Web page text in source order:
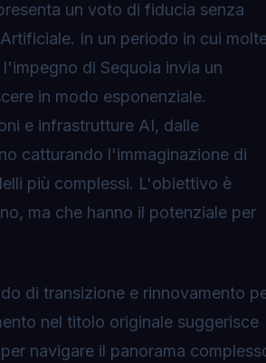
un voto di fiducia senza
In un periodo in cui
di Sequoia invia un
in modo esponenziale.
e infrastrutture AI, dalle
catturando l'immaginazione di
più complessi. L'obiettivo è
ma che hanno il potenziale per
di transizione e rinnovamento
nel titolo originale suggerisce
navigare il panorama